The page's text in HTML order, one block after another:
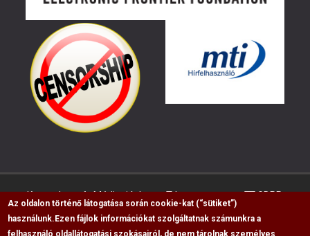
Kapcsolat Médiaajánlat Impresszum GDPR
Az oldalon történő látogatása során cookie-kat (“sütiket”)
használunk. Ezen fájlok információkat szolgáltatnak számunkra a
felhasználó oldallátogatási szokásairól, de nem tárolnak személyes